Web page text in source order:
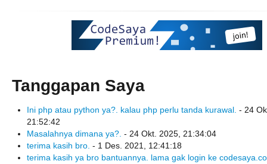
Tanggapan Saya
Ini php atau python ya?. kalau php perlu tanda kurawal. - 24
21:52:42
Masalahnya dimana ya?. - 24 Okt. 2025, 21:34:04
terima kasih bro. - 1 Des. 2021, 12:41:18
terima kasih ya bro bantuannya. lama gak login ke